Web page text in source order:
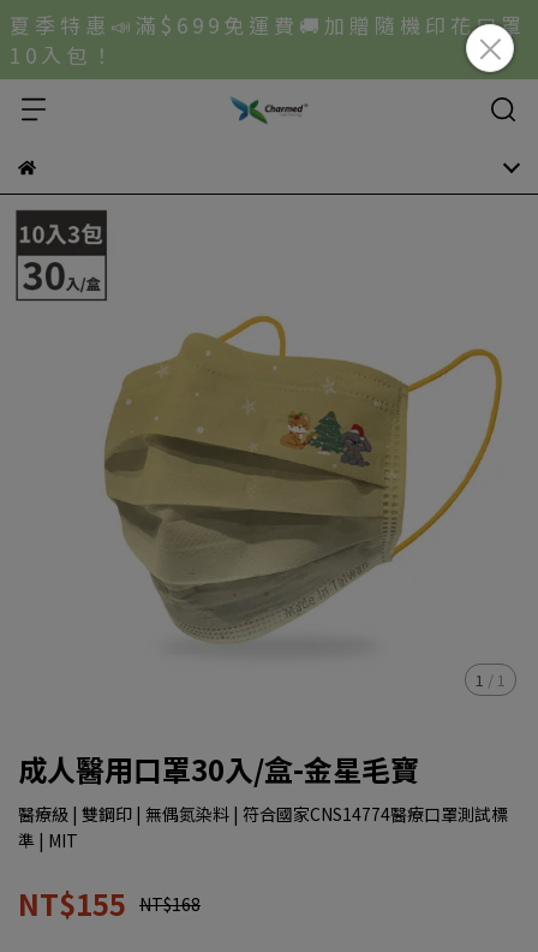
夏 季 特 惠 📣 滿 $ 6 9 9 免 運 費 🚚 加 贈 隨 機 印 花 口 罩
1 0 入 包 ！
1 / 1
成人醫用口罩30入/盒-金星毛寶
醫療級 | 雙鋼印 | 無偶氮染料 | 符合國家CNS14774醫療口罩測試標
準 | MIT
NT$155 NT$168